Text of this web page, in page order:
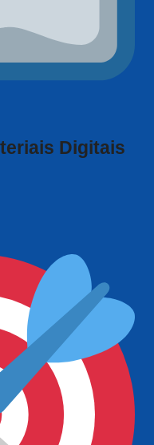
Digitais